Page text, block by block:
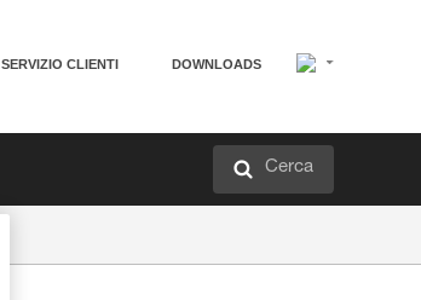
SERVIZIO CLIENTI DOWNLOADS
Cerca